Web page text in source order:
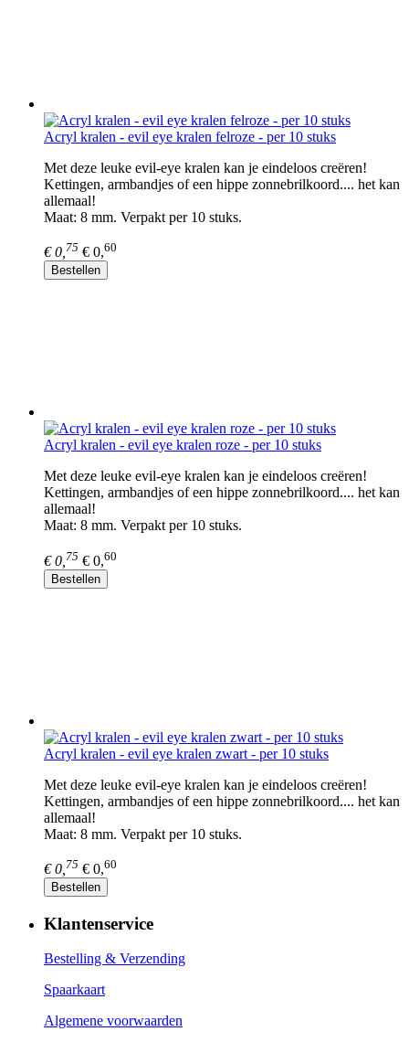
Acryl kralen - evil eye kralen felroze - per 10 stuks
Met deze leuke evil-eye kralen kan je eindeloos creëren!
Kettingen, armbandjes of een hippe zonnebrilkoord.... het kan
allemaal!
Maat: 8 mm. Verpakt per 10 stuks.
€ 0, 75 € 0,60
Bestellen
Acryl kralen - evil eye kralen roze - per 10 stuks
Met deze leuke evil-eye kralen kan je eindeloos creëren!
Kettingen, armbandjes of een hippe zonnebrilkoord.... het kan
allemaal!
Maat: 8 mm. Verpakt per 10 stuks.
€ 0, 75 € 0,60
Bestellen
Acryl kralen - evil eye kralen zwart - per 10 stuks
Met deze leuke evil-eye kralen kan je eindeloos creëren!
Kettingen, armbandjes of een hippe zonnebrilkoord.... het kan
allemaal!
Maat: 8 mm. Verpakt per 10 stuks.
€ 0, 75 € 0,60
Bestellen
Klantenservice
Bestelling & Verzending
Spaarkaart
Algemene voorwaarden